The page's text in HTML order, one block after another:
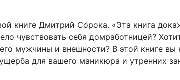
книге Дмитрий Сорока. «Эта книга
чувствовать себя домработницей?
мужчины и внешности? В этой книге
для вашего маникюра и утренних